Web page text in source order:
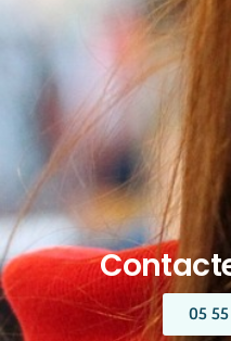
05